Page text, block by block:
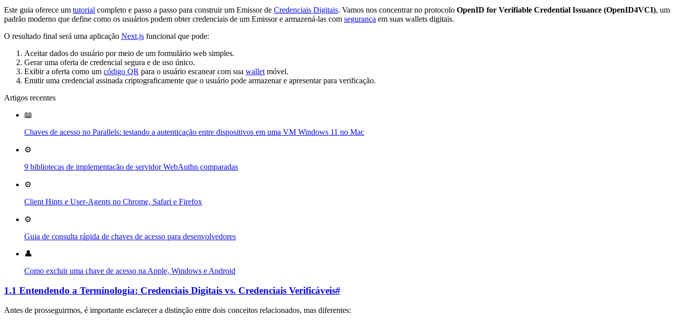
Este guia oferece um tutorial completo e passo a passo para construir um Emissor de Credenciais Digitais. Vamos nos concentrar no protocolo OpenID for Verifiable Credential Issuance (OpenID4VCI), um
padrão moderno que define como os usuários podem obter credenciais de um Emissor e armazená-las com segurança em suas wallets digitais.
O resultado final será uma aplicação Next.js funcional que pode:
Aceitar dados do usuário por meio de um formulário web simples.
Gerar uma oferta de credencial segura e de uso único.
Exibir a oferta como um código QR para o usuário escanear com sua wallet móvel.
Emitir uma credencial assinada criptograficamente que o usuário pode armazenar e apresentar para verificação.
Artigos recentes
📖
Chaves de acesso no Parallels: testando a autenticação entre dispositivos em uma VM Windows 11 no Mac
⚙️
9 bibliotecas de implementação de servidor WebAuthn comparadas
⚙️
Client Hints e User-Agents no Chrome, Safari e Firefox
⚙️
Guia de consulta rápida de chaves de acesso para desenvolvedores
👤
Como excluir uma chave de acesso na Apple, Windows e Android
1.1 Entendendo a Terminologia: Credenciais Digitais vs. Credenciais Verificáveis#
Antes de prosseguirmos, é importante esclarecer a distinção entre dois conceitos relacionados, mas diferentes: